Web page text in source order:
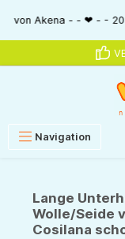
springen
- - ❤ - - 20%
Navigation
Lange
Wolle/Seide
Cosilana